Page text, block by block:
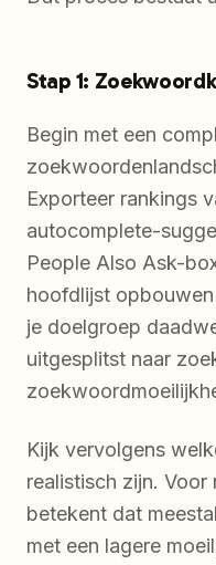
Stap 1:
Begin met een
Exporteer rankings
autocomplete-
People Also Ask-
hoofdlijst
je doelgroep
uitgesplitst naar
Kijk vervolgens
realistisch zijn.
betekent dat
met een lagere